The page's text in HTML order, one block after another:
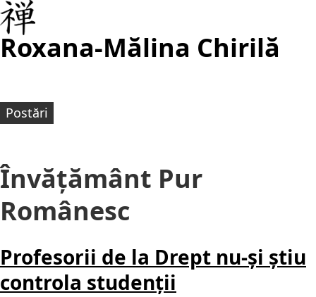
Roxana-Mălina Chirilă
Postări
Învățământ Pur
Românesc
Profesorii de la Drept nu-și știu
controla studenții